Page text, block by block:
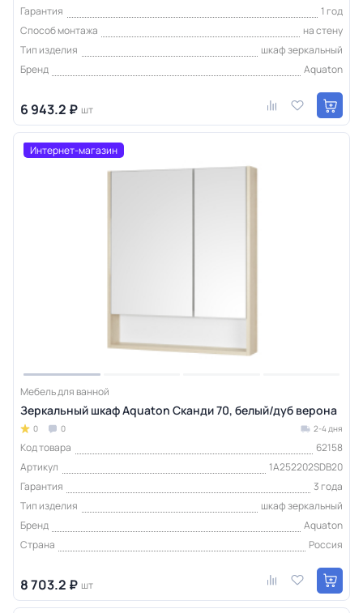
Гарантия
1 год
Способ монтажа
на стену
Тип изделия
шкаф зеркальный
Бренд
Aquaton
6 943.2 ₽ шт
Интернет-магазин
Мебель для ванной
Зеркальный шкаф Aquaton Сканди 70, белый/дуб верона
0 0 2-4 дня
Код товара
62158
Артикул
1A252202SDB20
Гарантия
3 года
Тип изделия
шкаф зеркальный
Бренд
Aquaton
Страна
Россия
8 703.2 ₽ шт